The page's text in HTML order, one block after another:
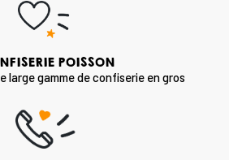
POISSON
large gamme de confiserie en gros